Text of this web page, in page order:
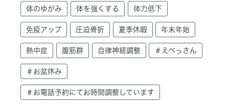
体のゆがみ 体を強くする 体力低下
免疫アップ 圧迫骨折 夏季休暇 年末年始
熱中症 腹筋群 自律神経調整 ＃えべっさん
＃お盆休み
＃お電話予約にてお時間調整しています